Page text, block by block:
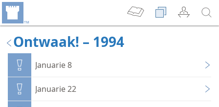
Ontwaak! – 1994
Januarie 8
Januarie 22